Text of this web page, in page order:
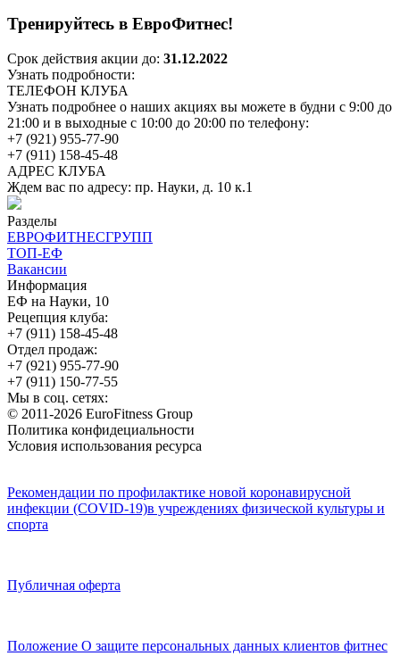
Тренируйтесь в ЕвроФитнес!
Срок действия акции до: 31.12.2022
Узнать подробности:
ТЕЛЕФОН КЛУБА
Узнать подробнее о наших акциях вы можете в будни с 9:00 до
21:00 и в выходные с 10:00 до 20:00 по телефону:
+7 (921) 955-77-90
+7 (911) 158-45-48
АДРЕС КЛУБА
Ждем вас по адресу: пр. Науки, д. 10 к.1
Разделы
ЕВРОФИТНЕСГРУПП
ТОП-ЕФ
Вакансии
Информация
ЕФ на Науки, 10
Рецепция клуба:
+7 (911) 158-45-48
Отдел продаж:
+7 (921) 955-77-90
+7 (911) 150-77-55
Мы в соц. сетях:
© 2011-2026 EuroFitness Group
Политика конфидециальности
Условия использования ресурса
Рекомендации по профилактике новой коронавирусной
инфекции (COVID-19)в учреждениях физической культуры и
спорта
Публичная оферта
Положение О защите персональных данных клиентов фитнес